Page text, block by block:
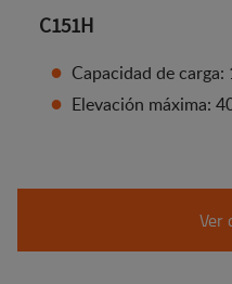
C151H
Capacidad de carga:
Elevación máxima:
Ver